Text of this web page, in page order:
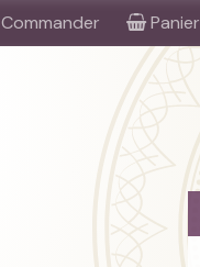
Commander Panier